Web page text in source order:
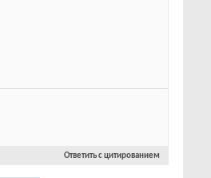
Ответить с цитированием